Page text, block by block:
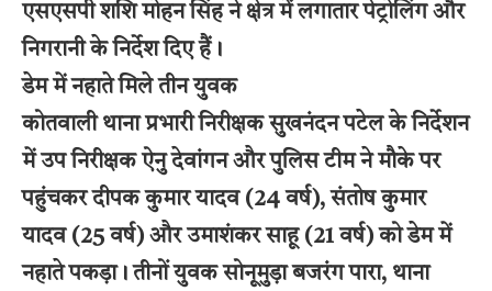
एसएसपी शशि मोहन सिंह ने क्षेत्र में लगातार पेट्रोलिंग और
निगरानी के निर्देश दिए हैं।
डेम में नहाते मिले तीन युवक
कोतवाली थाना प्रभारी निरीक्षक सुखनंदन पटेल के निर्देशन
में उप निरीक्षक ऐनु देवांगन और पुलिस टीम ने मौके पर
पहुंचकर दीपक कुमार यादव (24 वर्ष), संतोष कुमार
यादव (25 वर्ष) और उमाशंकर साहू (21 वर्ष) को डेम में
नहाते पकड़ा। तीनों युवक सोनूमुड़ा बजरंग पारा, थाना